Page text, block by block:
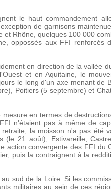
le haut commandement
de garnisons
Rhône, quelques 100 000
oppossés aux FFI renforcés
en direction de la vallée
et en Aquitaine, le
le long d'un axe menant de
Poitiers (5 septembre) et
en termes de
n'étaient pas à même de
la moisson n'a pas été
21 août), Estivareille,
action convergente des FFI du
puis la contraignent à la
sud de la Loire. Si les
militaires au sein de ces